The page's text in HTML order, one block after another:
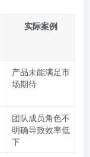
实际案例
产品未能满足市
场期待
团队成员角色不
明确导致效率低
下